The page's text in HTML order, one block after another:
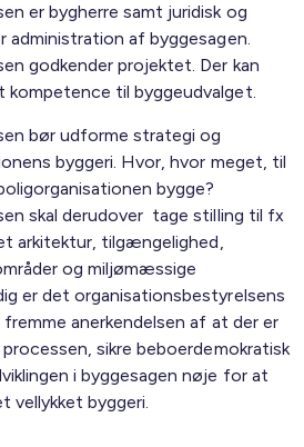
er bygherre samt juridisk og
administration af byggesagen.
godkender projektet. Der kan
kompetence til byggeudvalget.
bør udforme strategi og
byggeri. Hvor, hvor meget, til
bygge?
skal derudover tage stilling til fx
arkitektur, tilgængelighed,
og miljømæssige
er det organisationsbestyrelsens
anerkendelsen af at der er
sikre beboerdemokratisk
i byggesagen nøje for at
vellykket byggeri.